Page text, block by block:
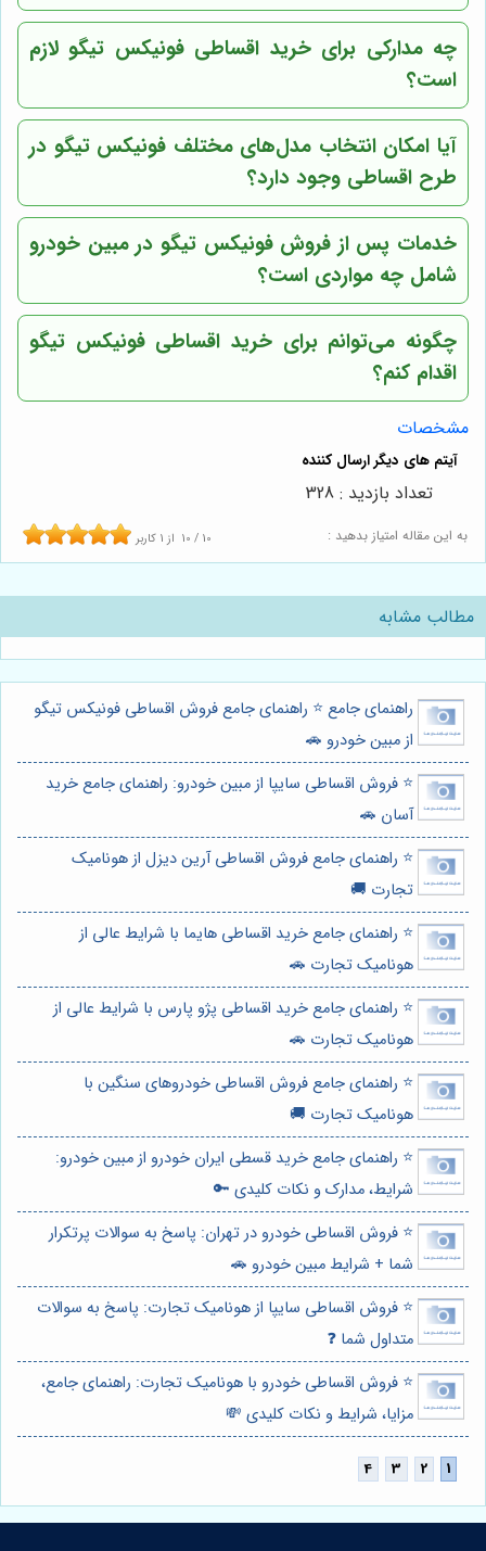
چه مدارکی برای خرید اقساطی فونیکس تیگو لازم
است؟
آیا امکان انتخاب مدل‌های مختلف فونیکس تیگو در
طرح اقساطی وجود دارد؟
خدمات پس از فروش فونیکس تیگو در مبین خودرو
شامل چه مواردی است؟
چگونه می‌توانم برای خرید اقساطی فونیکس تیگو
اقدام کنم؟
مشخصات
به این مقاله امتیاز بدهید : 10 / 10 از 1 کاربر
تعداد بازدید : 328
مطالب مشابه
راهنمای جامع ⭐️ راهنمای جامع فروش اقساطی فونیکس تیگو
از مبین خودرو 🚗
⭐️ فروش اقساطی سایپا از مبین خودرو: راهنمای جامع خرید
آسان 🚗
⭐️ راهنمای جامع فروش اقساطی آرین دیزل از هونامیک
تجارت 🚚
⭐️ راهنمای جامع خرید اقساطی هایما با شرایط عالی از
هونامیک تجارت 🚗
⭐️ راهنمای جامع خرید اقساطی پژو پارس با شرایط عالی از
هونامیک تجارت 🚗
⭐️ راهنمای جامع فروش اقساطی خودروهای سنگین با
هونامیک تجارت 🚚
⭐️ راهنمای جامع خرید قسطی ایران خودرو از مبین خودرو:
شرایط، مدارک و نکات کلیدی 🔑
⭐️ فروش اقساطی خودرو در تهران: پاسخ به سوالات پرتکرار
شما + شرایط مبین خودرو 🚗
⭐️ فروش اقساطی سایپا از هونامیک تجارت: پاسخ به سوالات
متداول شما ❓
⭐️ فروش اقساطی خودرو با هونامیک تجارت: راهنمای جامع،
مزایا، شرایط و نکات کلیدی 💸